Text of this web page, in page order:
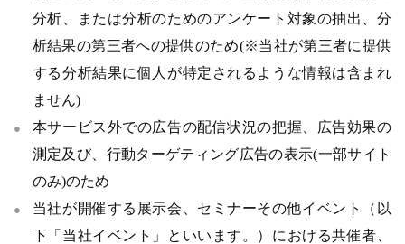
分析、または分析のためのアンケート対象の抽出、分
析結果の第三者への提供のため(※当社が第三者に提供
する分析結果に個人が特定されるような情報は含まれ
ません)
本サービス外での広告の配信状況の把握、広告効果の
測定及び、行動ターゲティング広告の表示(一部サイト
のみ)のため
当社が開催する展示会、セミナーその他イベント（以
下「当社イベント」といいます。）における共催者、